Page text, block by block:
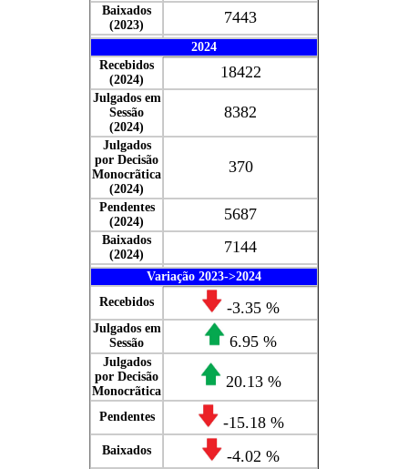
Baixados
(2023)
7443
2024
Recebidos
(2024)
18422
Julgados em
Sessão
(2024)
8382
Julgados
por Decisão
Monocrãtica
(2024)
370
Pendentes
(2024)
5687
Baixados
(2024)
7144
Variação 2023->2024
Recebidos
-3.35 %
Julgados em
Sessão
6.95 %
Julgados
por Decisão
Monocrãtica
20.13 %
Pendentes -15.18 %
Baixados -4.02 %